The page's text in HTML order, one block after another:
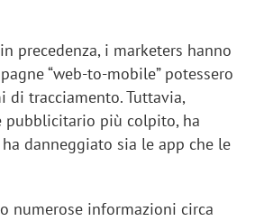
precedenza, i marketers hanno
“web-to-mobile” potessero
di tracciamento. Tuttavia,
pubblicitario più colpito, ha
ha danneggiato sia le app che le
numerose informazioni circa